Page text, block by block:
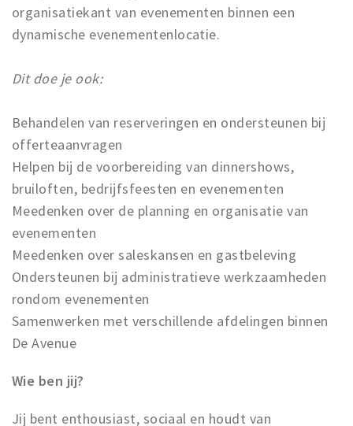
organisatiekant van evenementen binnen een
dynamische evenementenlocatie.
Dit doe je ook:
Behandelen van reserveringen en ondersteunen bij
offerteaanvragen
Helpen bij de voorbereiding van dinnershows,
bruiloften, bedrijfsfeesten en evenementen
Meedenken over de planning en organisatie van
evenementen
Meedenken over saleskansen en gastbeleving
Ondersteunen bij administratieve werkzaamheden
rondom evenementen
Samenwerken met verschillende afdelingen binnen
De Avenue
Wie ben jij?
Jij bent enthousiast, sociaal en houdt van